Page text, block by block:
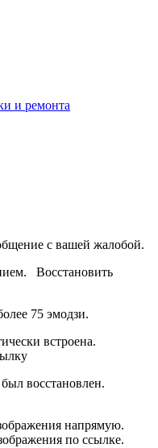
и ремонта
с вашей жалобой.
Восстановить
75 эмодзи.
встроена.
восстановлен.
напрямую.
по ссылке.